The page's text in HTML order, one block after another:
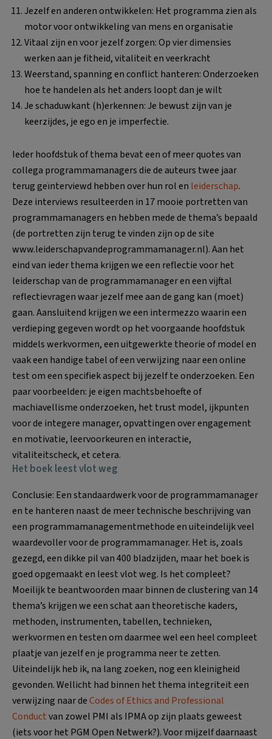
Jezelf en anderen ontwikkelen: Het programma zien als
motor voor ontwikkeling van mens en organisatie
Vitaal zijn en voor jezelf zorgen: Op vier dimensies
werken aan je fitheid, vitaliteit en veerkracht
Weerstand, spanning en conflict hanteren: Onderzoeken
hoe te handelen als het anders loopt dan je wilt
Je schaduwkant (h)erkennen: Je bewust zijn van je
keerzijdes, je ego en je imperfectie.
Ieder hoofdstuk of thema bevat een of meer quotes van
collega programmamanagers die de auteurs twee jaar
terug geïnterviewd hebben over hun rol en leiderschap.
Deze interviews resulteerden in 17 mooie portretten van
programmamanagers en hebben mede de thema’s bepaald
(de portretten zijn terug te vinden zijn op de site
www.leiderschapvandeprogrammamanager.nl). Aan het
eind van ieder thema krijgen we een reflectie voor het
leiderschap van de programmamanager en een vijftal
reflectievragen waar jezelf mee aan de gang kan (moet)
gaan. Aansluitend krijgen we een intermezzo waarin een
verdieping gegeven wordt op het voorgaande hoofdstuk
middels werkvormen, een uitgewerkte theorie of model en
vaak een handige tabel of een verwijzing naar een online
test om een specifiek aspect bij jezelf te onderzoeken. Een
paar voorbeelden: je eigen machtsbehoefte of
machiavellisme onderzoeken, het trust model, ijkpunten
voor de integere manager, opvattingen over engagement
en motivatie, leervoorkeuren en interactie,
vitaliteitscheck, et cetera.
Het boek leest vlot weg
Conclusie: Een standaardwerk voor de programmamanager
en te hanteren naast de meer technische beschrijving van
een programmamanagementmethode en uiteindelijk veel
waardevoller voor de programmamanager. Het is, zoals
gezegd, een dikke pil van 400 bladzijden, maar het boek is
goed opgemaakt en leest vlot weg. Is het compleet?
Moeilijk te beantwoorden maar binnen de clustering van 14
thema’s krijgen we een schat aan theoretische kaders,
methoden, instrumenten, tabellen, technieken,
werkvormen en testen om daarmee wel een heel compleet
plaatje van jezelf en je programma neer te zetten.
Uiteindelijk heb ik, na lang zoeken, nog een kleinigheid
gevonden. Wellicht had binnen het thema integriteit een
verwijzing naar deCodes of Ethics and Professional
Conductvan zowel PMI als IPMA op zijn plaats geweest
(iets voor het PGM Open Netwerk?). Voor mijzelf daarnaast